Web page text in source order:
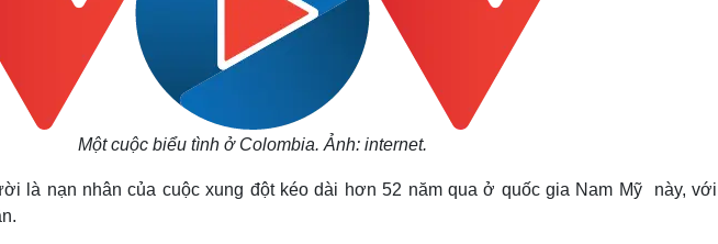
Một cuộc biểu tình ở Colombia. Ảnh: internet.
là nạn nhân của cuộc xung đột kéo dài hơn 52 năm qua ở quốc gia Nam Mỹ này, với